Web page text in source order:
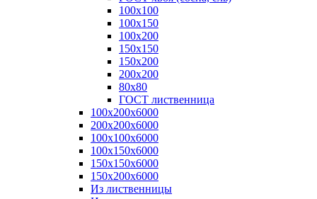
100x100
100x150
100x200
150x150
150x200
200x200
80х80
ГОСТ лиственница
100х200х6000
200х200х6000
100х100х6000
100х150х6000
150х150х6000
150х200х6000
Из лиственницы